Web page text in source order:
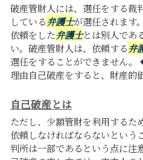
破産管財人には、選任をする裁
している弁護士が選任されます
依頼をした弁護士とは別人であ
い。破産管財人は、依頼する弁
選任をすることができません
理由自己破産をすると、財産的
自己破産とは
ただし、少額管財を利用するた
依頼しなければならないという
判所は一部であるという点に注